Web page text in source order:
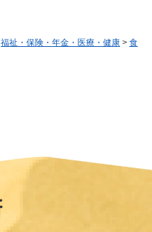
福祉・保険・年金・医療・健康 > 食